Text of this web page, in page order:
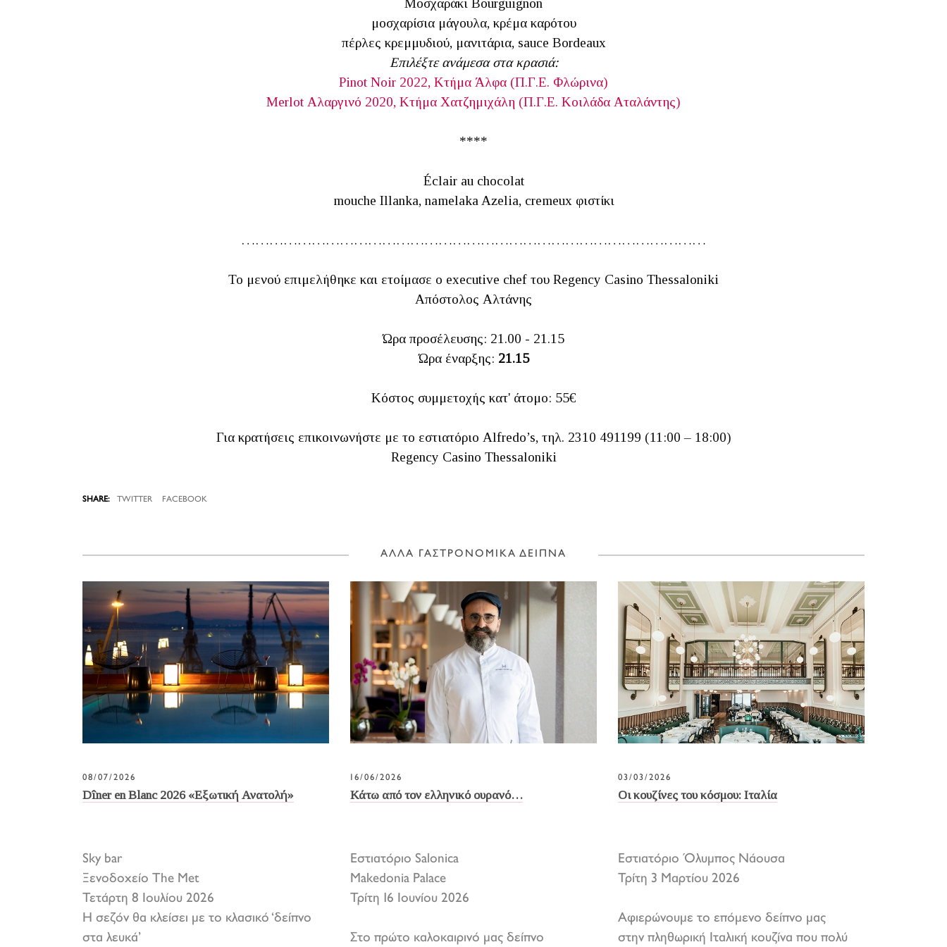
Μοσχαράκι Bourguignon
μοσχαρίσια μάγουλα, κρέμα καρότου
πέρλες κρεμμυδιού, μανιτάρια, sauce Bordeaux
Επιλέξτε ανάμεσα στα κρασιά:
Pinot Noir 2022, Κτήμα Άλφα (Π.Γ.Ε. Φλώρινα)
Merlot Αλαργινό 2020, Κτήμα Χατζημιχάλη (Π.Γ.Ε. Κοιλάδα Αταλάντης)
****
Éclair au chocolat
mouche Illanka, namelaka Azelia, cremeux φιστίκι
………………………………………………………………………………………
Το μενού επιμελήθηκε και ετοίμασε ο executive chef του Regency Casino Thessaloniki
Απόστολος Αλτάνης
Ώρα προσέλευσης: 21.00 - 21.15
Ώρα έναρξης: 21.15
Κόστος συμμετοχής κατ' άτομο: 55€
Για κρατήσεις επικοινωνήστε με το εστιατόριο Alfredo’s, τηλ. 2310 491199 (11:00 – 18:00)
Regency Casino Thessaloniki
TWITTER FACEBOOK
ΑΛΛΑ ΓΑΣΤΡΟΝΟΜΙΚΑ ΔΕΙΠΝΑ
08/07/2026
Dîner en Blanc 2026 «Εξωτική Ανατολή»
Sky bar
Ξενοδοχείο The Met
Τετάρτη 8 Ιουλίου 2026
Η σεζόν θα κλείσει με το κλασικό ‘δείπνο
στα λευκά’
16/06/2026
Κάτω από τον ελληνικό ουρανό…
Εστιατόριο Salonica
Makedonia Palace
Τρίτη 16 Ιουνίου 2026
Στο πρώτο καλοκαιρινό μας δείπνο
03/03/2026
Οι κουζίνες του κόσμου: Ιταλία
Εστιατόριο Όλυμπος Νάουσα
Τρίτη 3 Μαρτίου 2026
Αφιερώνουμε το επόμενο δείπνο μας
στην πληθωρική Ιταλική κουζίνα που πολύ